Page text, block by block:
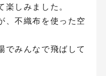
しみました。
、不織布を使った空
でみんなで飛ばして